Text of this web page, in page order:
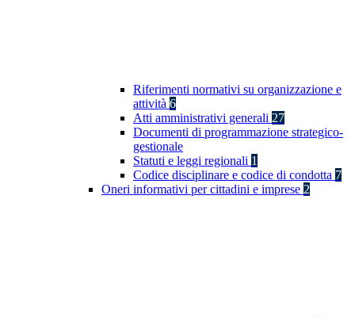
Riferimenti normativi su organizzazione e
attività 6
Atti amministrativi generali 27
Documenti di programmazione strategico-
gestionale
Statuti e leggi regionali 1
Codice disciplinare e codice di condotta 7
Oneri informativi per cittadini e imprese 2